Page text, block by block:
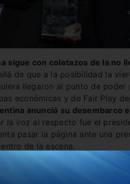
sigue con coletazos de la no
de que a la posibilidad la
llegaron al punto de
económicas y de Fair Play
anunció su desembarco
la voz al respecto fue el
pasar la página ante una
de la escena.
Messi no es
y la estrella argentina de La